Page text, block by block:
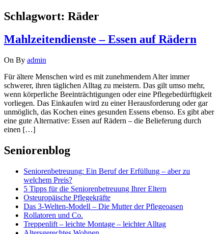
Schlagwort: Räder
Mahlzeitendienste – Essen auf Rädern
On By admin
Für ältere Menschen wird es mit zunehmendem Alter immer
schwerer, ihren täglichen Alltag zu meistern. Das gilt umso mehr,
wenn körperliche Beeinträchtigungen oder eine Pflegebedürftigkeit
vorliegen. Das Einkaufen wird zu einer Herausforderung oder gar
unmöglich, das Kochen eines gesunden Essens ebenso. Es gibt aber
eine gute Alternative: Essen auf Rädern – die Belieferung durch
einen […]
Seniorenblog
Seniorenbetreuung: Ein Beruf der Erfüllung – aber zu
welchem Preis?
5 Tipps für die Seniorenbetreuung Ihrer Eltern
Osteuropäische Pflegekräfte
Das 3-Welten-Modell – Die Mutter der Pflegeoasen
Rollatoren und Co.
Treppenlift – leichte Montage – leichter Alltag